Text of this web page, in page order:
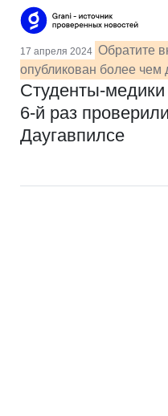
17 апреля 2024 Обратите
опубликован более чем
Студенты-
6-й раз
Даугавпилсе